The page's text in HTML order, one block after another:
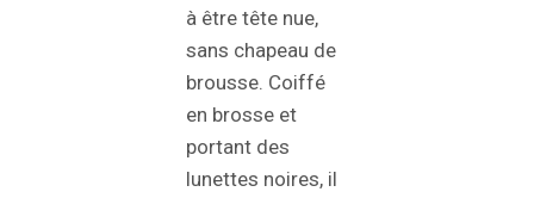
à être tête nue,
sans chapeau de
brousse. Coiffé
en brosse et
portant des
lunettes noires, il